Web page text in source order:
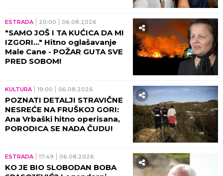
ESTRADA 20:00 06.08.2026
"SAMO JOŠ I TA KUĆICA DA MI
IZGORI..." Hitno oglašavanje
Male Cane - POŽAR GUTA SVE
PRED SOBOM!
KULTURA 19:00 06.08.2026
POZNATI DETALJI STRAVIČNE
NESREĆE NA FRUŠKOJ GORI:
Ana Vrbaški hitno operisana,
PORODICA SE NADA ČUDU!
ESTRADA 17:49 06.08.2026
KO JE BIO SLOBODAN BOBA